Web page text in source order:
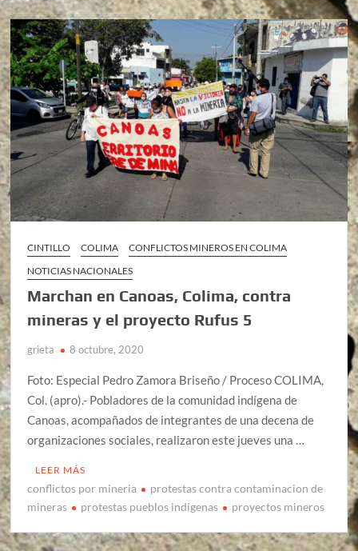
CINTILLO COLIMA
CONFLICTOS MINEROS EN COLIMA
NOTICIAS NACIONALES
Marchan en Canoas, Colima, contra
mineras y el proyecto Rufus 5
grieta 8 octubre, 2020
Foto: Especial Pedro Zamora Briseño / Proceso COLIMA,
Col. (apro).- Pobladores de la comunidad indígena de
Canoas, acompañados de integrantes de una decena de
organizaciones sociales, realizaron este jueves una …
LEER MÁS
conflictos por mineria
protestas contra contaminacion de
mineras
protestas pueblos indígenas proyectos mineros